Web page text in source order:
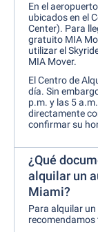
En el
ubicados en el
Center). Para
gratuito MIA
utilizar el
MIA Mover.
El Centro de
día. Sin
p.m. y las 5
directamente
confirmar su
¿Qué
alquilar un
Miami?
Para alquilar